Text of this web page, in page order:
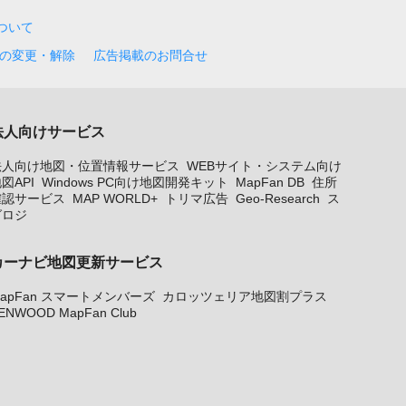
いて
変更・解除 広告掲載のお問合せ
人向けサービス
向け地図・位置情報サービス
WEBサイト・システム向け
API Windows PC向け地図開発キット MapFan DB 住所
サービス
MAP WORLD+ トリマ広告 Geo-Research
ス
ジ
ーナビ地図更新サービス
スマートメンバーズ カロッツェリア地図割プラス
MapFan Club